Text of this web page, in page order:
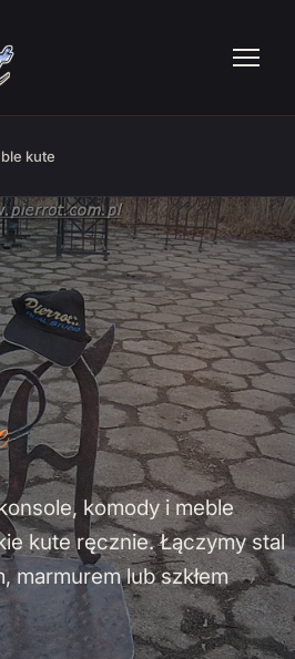
kute
konsole, komody i meble
kute ręcznie. Łączymy stal
marmurem lub szkłem